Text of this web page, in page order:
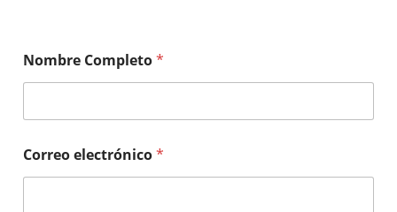
Nombre Completo*
Correo electrónico*